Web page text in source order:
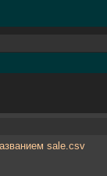
sale.csv